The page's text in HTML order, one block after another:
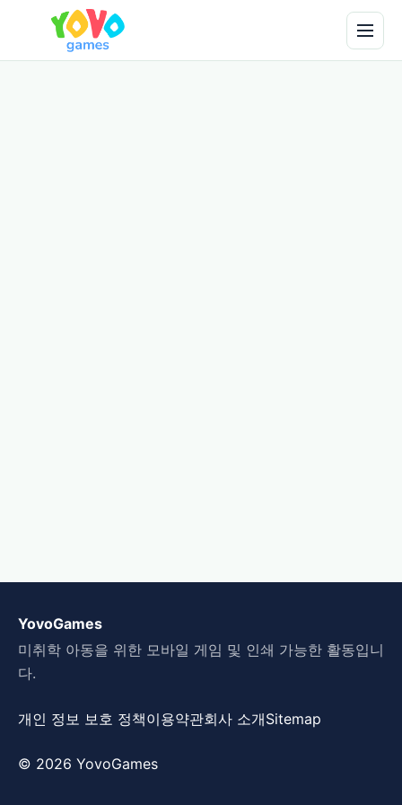
YovoGames
미취학 아동을 위한 모바일 게임 및 인쇄 가능한 활동입니
다.
개인 정보 보호 정책이용약관회사 소개Sitemap
© 2026 YovoGames